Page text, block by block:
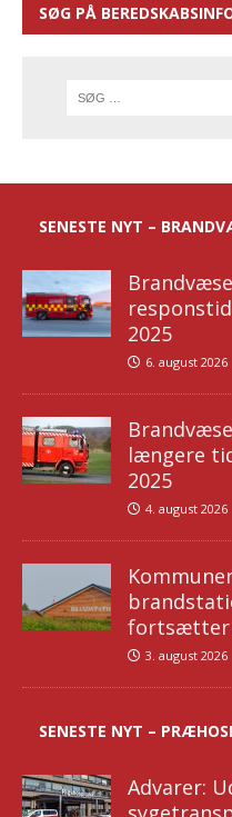
SØG PÅ
SENESTE NYT –
2025
6. august 2026
længere
2025
4. august 2026
fortsætter
3. august 2026
SENESTE NYT –
Advarer: